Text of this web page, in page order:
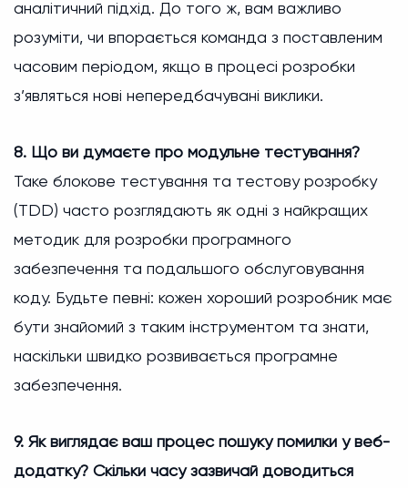
аналітичний підхід. До того ж, вам важливо
розуміти, чи впорається команда з поставленим
часовим періодом, якщо в процесі розробки
з’являться нові непередбачувані виклики.
8. Що ви думаєте про модульне тестування?
Таке блокове тестування та тестову розробку
(TDD) часто розглядають як одні з найкращих
методик для розробки програмного
забезпечення та подальшого обслуговування
коду. Будьте певні: кожен хороший розробник має
бути знайомий з таким інструментом та знати,
наскільки швидко розвивається програмне
забезпечення.
9. Як виглядає ваш процес пошуку помилки у веб-
додатку? Скільки часу зазвичай доводиться